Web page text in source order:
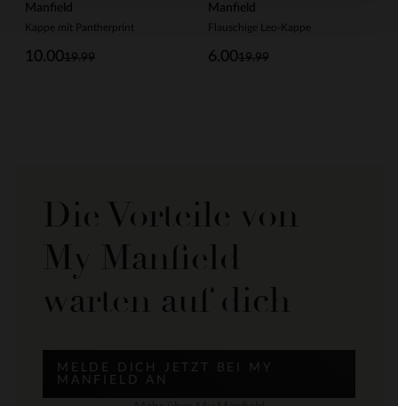
Manfield
Kappe mit Pantherprint
19.99
10.00
Manfield
Flauschige Leo-Kappe
19.99
6.00
Die Vorteile von
My Manfield
warten auf dich
MELDE DICH JETZT BEI MY
MANFIELD AN